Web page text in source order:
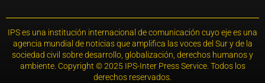
IPS es una institución internacional de comunicación cuyo eje es una
agencia mundial de noticias que amplifica las voces del Sur y de la
sociedad civil sobre desarrollo, globalización, derechos humanos y
ambiente. Copyright © 2025 IPS-Inter Press Service. Todos los
derechos reservados.